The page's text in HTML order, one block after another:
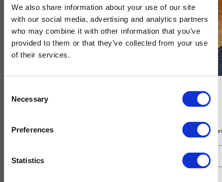
We also share information about your use of our site
with our social media, advertising and analytics partners
who may combine it with other information that you’ve
provided to them or that they’ve collected from your use
of their services.
Selection
Necessary
Preferences
Statistics
Få 10% rabatt på ditt första köp på nätet och ta del av erbjudanden året